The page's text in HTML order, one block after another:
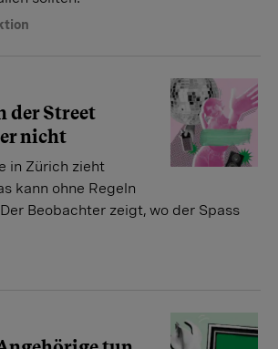
der Street
nicht
in Zürich zieht
kann ohne Regeln
Beobachter zeigt, wo der Spass